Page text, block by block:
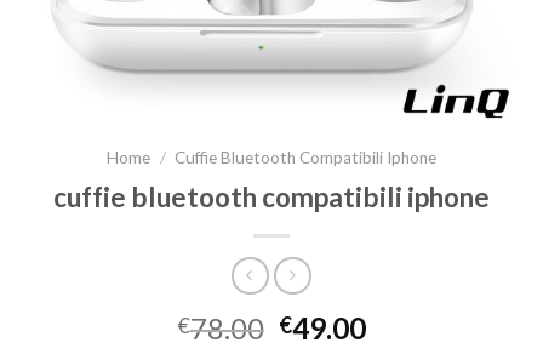
Home / Cuffie Bluetooth Compatibili Iphone
cuffie bluetooth compatibili iphone
€78.00 €49.00